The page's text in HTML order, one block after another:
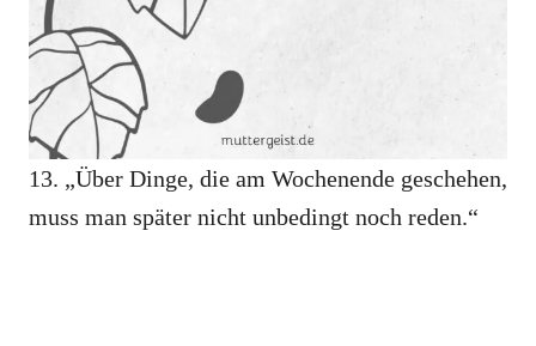
13. „Über Dinge, die am Wochenende geschehen,
muss man später nicht unbedingt noch reden.“